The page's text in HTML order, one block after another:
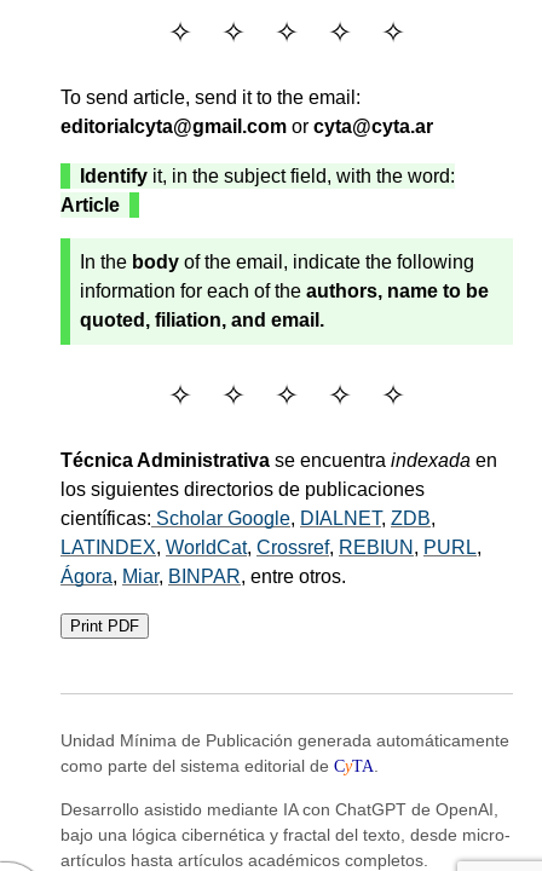
To send article, send it to the email:
editorialcyta@gmail.com or cyta@cyta.ar
Identify it, in the subject field, with the word:
Article
In the body of the email, indicate the following
information for each of the authors, name to be
quoted, filiation, and email.
Técnica Administrativa se encuentra indexada en
los siguientes directorios de publicaciones
científicas: Scholar Google, DIALNET, ZDB,
LATINDEX, WorldCat, Crossref, REBIUN , PURL,
Ágora, Miar, BINPAR, entre otros.
Print PDF
Unidad Mínima de Publicación generada automáticamente
como parte del sistema editorial de CyTA.
Desarrollo asistido mediante IA con ChatGPT de OpenAI,
bajo una lógica cibernética y fractal del texto, desde micro-
artículos hasta artículos académicos completos.